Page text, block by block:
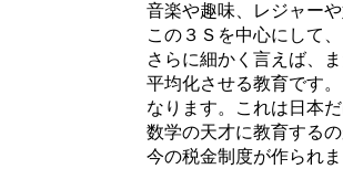
音楽や趣味、レジャーや
この３Ｓを中心にして、
さらに細かく言えば、ま
平均化させる教育です。
なります。これは日本だ
数学の天才に教育するの
今の税金制度が作られま